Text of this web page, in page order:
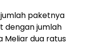
paketnya
dengan jumlah
Meliar dua ratus